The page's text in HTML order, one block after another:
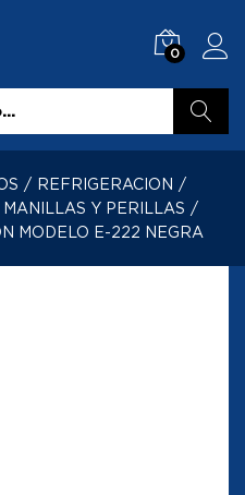
0
/ REFRIGERACION /
MANILLAS Y PERILLAS /
MODELO E-222 NEGRA